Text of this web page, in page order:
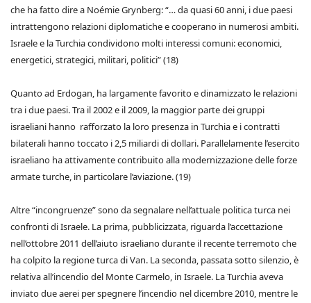
che ha fatto dire a Noémie Grynberg: “… da quasi 60 anni, i due paesi
intrattengono relazioni diplomatiche e cooperano in numerosi ambiti.
Israele e la Turchia condividono molti interessi comuni: economici,
energetici, strategici, militari, politici” (18)
Quanto ad Erdogan, ha largamente favorito e dinamizzato le relazioni
tra i due paesi. Tra il 2002 e il 2009, la maggior parte dei gruppi
israeliani hanno rafforzato la loro presenza in Turchia e i contratti
bilaterali hanno toccato i 2,5 miliardi di dollari. Parallelamente l’esercito
israeliano ha attivamente contribuito alla modernizzazione delle forze
armate turche, in particolare l’aviazione. (19)
Altre “incongruenze” sono da segnalare nell’attuale politica turca nei
confronti di Israele. La prima, pubblicizzata, riguarda l’accettazione
nell’ottobre 2011 dell’aiuto israeliano durante il recente terremoto che
ha colpito la regione turca di Van. La seconda, passata sotto silenzio, è
relativa all’incendio del Monte Carmelo, in Israele. La Turchia aveva
inviato due aerei per spegnere l’incendio nel dicembre 2010, mentre le